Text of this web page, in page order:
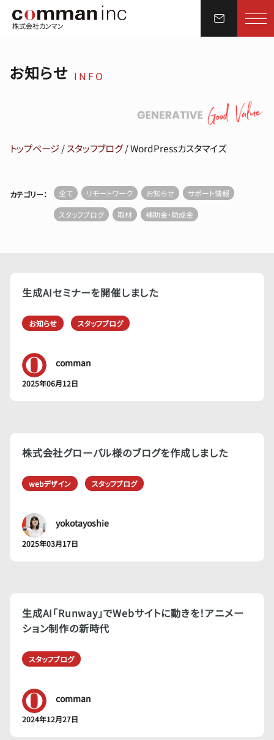
株式会社カンマン
お知らせ INFO
トップページ/スタッフブログ/WordPressカスタマイズ
カテゴリー： 全て リモートワーク お知らせ サポート情報
スタッフブログ 取材 補助金・助成金
生成AIセミナーを開催しました
お知らせ スタッフブログ
comman
2025年06月12日
株式会社グローバル様のブログを作成しました
webデザイン スタッフブログ
yokotayoshie
2025年03月17日
生成AI「Runway」でWebサイトに動きを！アニメー
ション制作の新時代
スタッフブログ
comman
2024年12月27日